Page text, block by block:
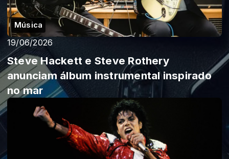
Música
19/06/2026
Steve Hackett e Steve Rothery
anunciam álbum instrumental inspirado
no mar